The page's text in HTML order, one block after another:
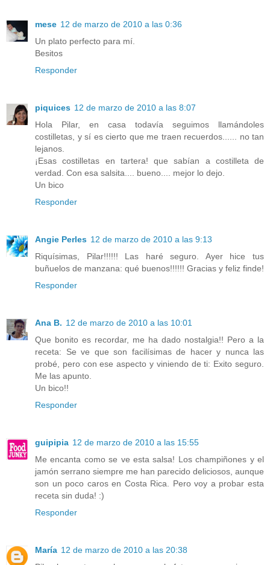
mese 12 de marzo de 2010 a las 0:36
Un plato perfecto para mí.
Besitos
Responder
piquices 12 de marzo de 2010 a las 8:07
Hola Pilar, en casa todavía seguimos llamándoles
costilletas, y sí es cierto que me traen recuerdos...... no tan
lejanos.
¡Esas costilletas en tartera! que sabían a costilleta de
verdad. Con esa salsita.... bueno.... mejor lo dejo.
Un bico
Responder
Angie Perles 12 de marzo de 2010 a las 9:13
Riquísimas, Pilar!!!!!! Las haré seguro. Ayer hice tus
buñuelos de manzana: qué buenos!!!!!! Gracias y feliz finde!
Responder
Ana B. 12 de marzo de 2010 a las 10:01
Que bonito es recordar, me ha dado nostalgia!! Pero a la
receta: Se ve que son facilísimas de hacer y nunca las
probé, pero con ese aspecto y viniendo de ti: Exito seguro.
Me las apunto.
Un bico!!
Responder
guipipia 12 de marzo de 2010 a las 15:55
Me encanta como se ve esta salsa! Los champiñones y el
jamón serrano siempre me han parecido deliciosos, aunque
son un poco caros en Costa Rica. Pero voy a probar esta
receta sin duda! :)
Responder
María 12 de marzo de 2010 a las 20:38